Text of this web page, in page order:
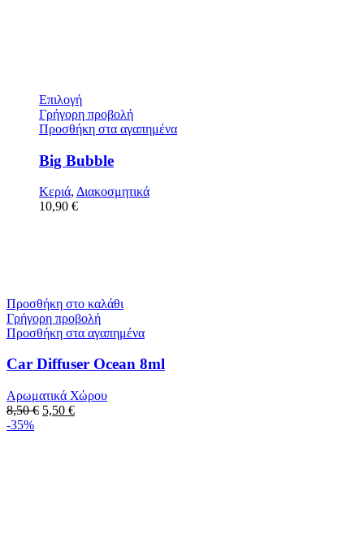
Επιλογή
Γρήγορη προβολή
Προσθήκη στα αγαπημένα
Big Bubble
Κεριά, Διακοσμητικά
10,90 €
Προσθήκη στο καλάθι
Γρήγορη προβολή
Προσθήκη στα αγαπημένα
Car Diffuser Ocean 8ml
Αρωματικά Χώρου
8,50€ 5,50 €
-35%